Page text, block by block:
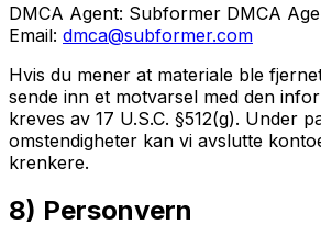
DMCA Agent: Subformer DMCA
Email: dmca@subformer.com
Hvis du mener at materiale ble
sende inn et motvarsel med den
kreves av 17 U.S.C. §512(g). Under
omstendigheter kan vi avslutte
krenkere.
8) Personvern